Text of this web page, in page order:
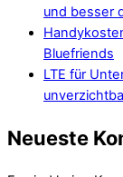
und besser
Bluefriends
LTE für
Neueste